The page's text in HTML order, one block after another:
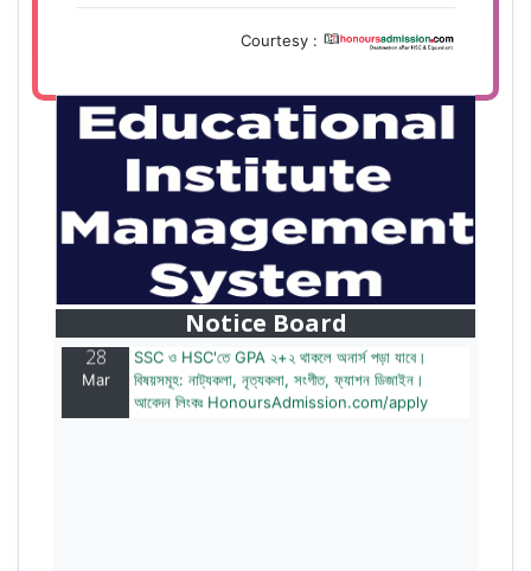
Courtesy :
Notice Board
বাজেটের মধ্যে প্রাইভেট ইউনিভার্সিটিতে অনার্স পড়ার সুযোগ।
২০টির অধিক বিষয়, ৪ বছরে মোট খরচ ২ লক্ষ থেকে ৫ লক্ষ টাকা।
আবেদন লিংকঃ HonoursAdmission.com/apply
28
Mar
SSC ও HSC'তে GPA ২+২ থাকলে অনার্স পড়া যাবে।
বিষয়সমূহ: নাট্যকলা, নৃত্যকলা, সংগীত, ফ্যাশন ডিজাইন।
আবেদন লিংকঃ HonoursAdmission.com/apply